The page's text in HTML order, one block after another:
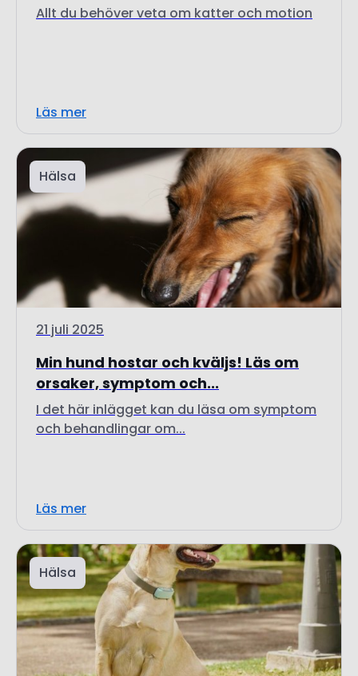
Hälsa
21 juli 2025
Min hund hostar och kväljs! Läs om
orsaker, symptom och...
I det här inlägget kan du läsa om symptom
och behandlingar om...
Hälsa
7 juli 2025